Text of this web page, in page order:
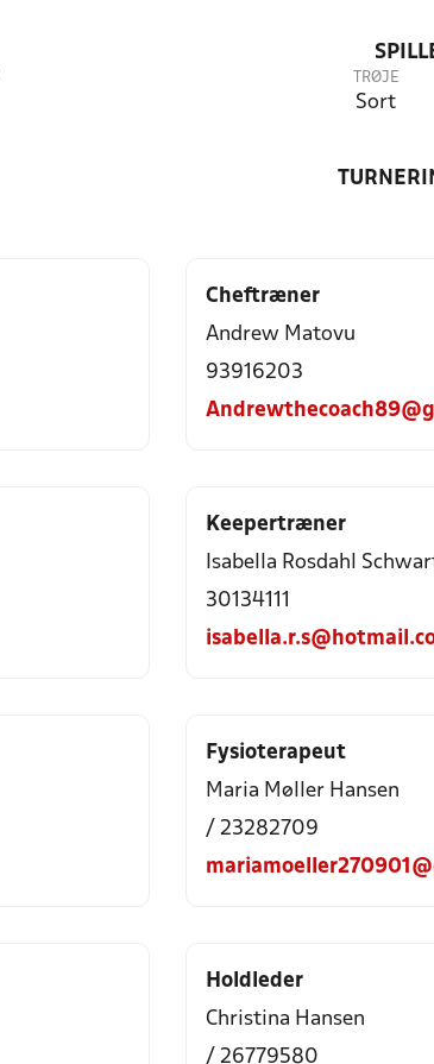
TRØJE
Sort
Cheftræner
Andrew Matovu
93916203
Keepertræner
Isabella Rosdahl
30134111
Fysioterapeut
Maria Møller Hansen
/ 23282709
Holdleder
Christina Hansen
/ 26779580